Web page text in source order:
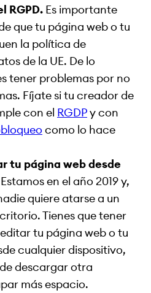
RGPD. Es importante
que tu página web o tu
la política de
de la UE. De lo
tener problemas por no
Fíjate si tu creador de
con el RGDPy con
como lo hace
tu página web desde
Estamos en el año 2019 y,
quiere atarse a un
Tienes que tener
tu página web o tu
cualquier dispositivo,
descargar otra
más espacio.